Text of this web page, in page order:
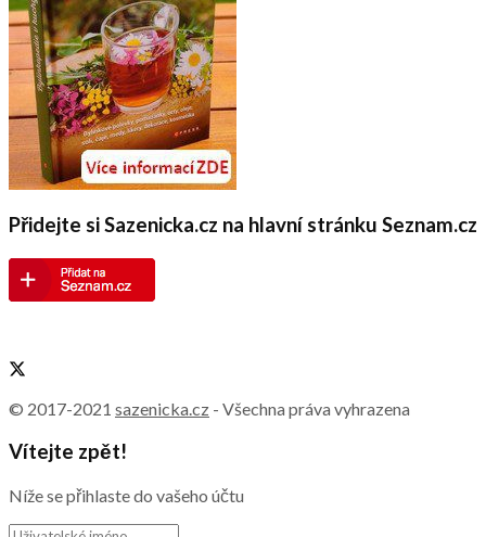
Přidejte si Sazenicka.cz na hlavní stránku Seznam.cz
© 2017-2021 sazenicka.cz - Všechna práva vyhrazena
Vítejte zpět!
Níže se přihlaste do vašeho účtu